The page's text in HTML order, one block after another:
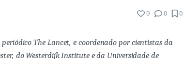
0 0 0
periódicoThe Lancet, e coordenado por cientistas da
do Westerdijk Institute e da Universidade de